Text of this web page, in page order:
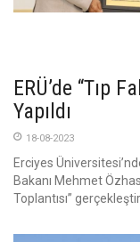
ERÜ’de “Tıp
Yapıldı
18-08-2023
Erciyes
Bakanı Mehmet
Toplantısı”